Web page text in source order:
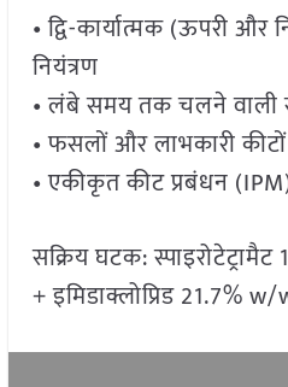
• द्वि-कार्यात्मक (ऊपरी
नियंत्रण
• लंबे समय तक चलने वाली
• फसलों और लाभकारी
• एकीकृत कीट प्रबंधन
सक्रिय घटक:
+ इमिडाक्लोप्रिड 21.7%